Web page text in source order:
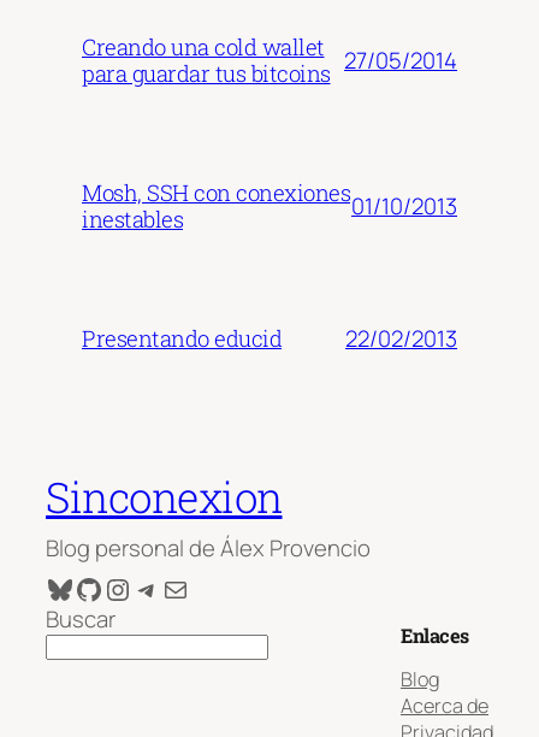
Creando una cold wallet
para guardar tus bitcoins 27/05/2014
Mosh, SSH con conexiones
inestables
01/10/2013
Presentando educid 22/02/2013
Sinconexion
Blog personal de Álex Provencio
Bluesky
GitHub
Instagram
Telegram
Correo electrónico
Buscar
Enlaces
Blog
Acerca de